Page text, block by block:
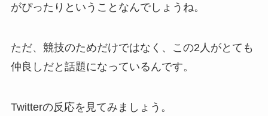
がぴったりということなんでしょうね。
ただ、競技のためだけではなく、この2人がとても
仲良しだと話題になっているんです。
Twitterの反応を見てみましょう。